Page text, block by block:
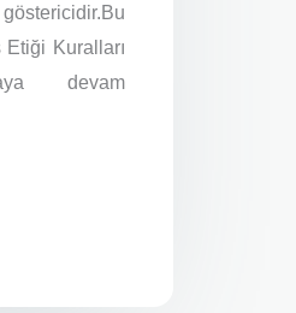
Kuralları
devam